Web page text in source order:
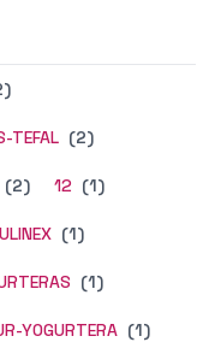
TEFAL (2)
(2) 12 (1)
(1)
(1)
YOGURTERA (1)